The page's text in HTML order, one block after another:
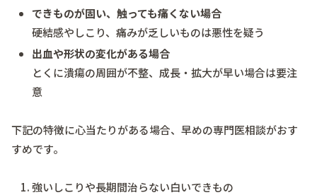
できものが固い、触っても痛くない場合
硬結感やしこり、痛みが乏しいものは悪性を疑う
出血や形状の変化がある場合
とくに潰瘍の周囲が不整、成長・拡大が早い場合は要注
意
下記の特徴に心当たりがある場合、早めの専門医相談がおす
すめです。
強いしこりや長期間治らない白いできもの